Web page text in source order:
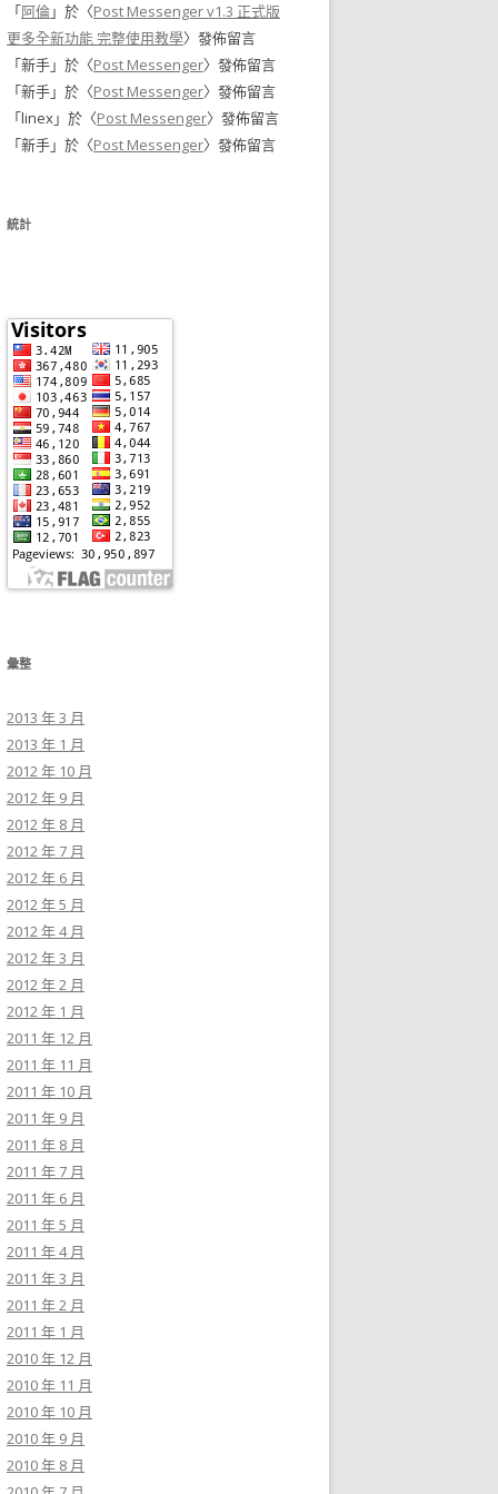
「阿倫」於〈Post Messenger v1.3 正式版
更多全新功能 完整使用教學〉發佈留言
「新手」於〈Post Messenger〉發佈留言
「新手」於〈Post Messenger〉發佈留言
「linex」於〈Post Messenger〉發佈留言
「新手」於〈Post Messenger〉發佈留言
統計
彙整
2013 年 3 月
2013 年 1 月
2012 年 10 月
2012 年 9 月
2012 年 8 月
2012 年 7 月
2012 年 6 月
2012 年 5 月
2012 年 4 月
2012 年 3 月
2012 年 2 月
2012 年 1 月
2011 年 12 月
2011 年 11 月
2011 年 10 月
2011 年 9 月
2011 年 8 月
2011 年 7 月
2011 年 6 月
2011 年 5 月
2011 年 4 月
2011 年 3 月
2011 年 2 月
2011 年 1 月
2010 年 12 月
2010 年 11 月
2010 年 10 月
2010 年 9 月
2010 年 8 月